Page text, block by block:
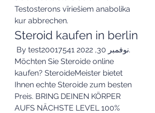
Testosterons vīriešiem anabolika
kur abbrechen.
Steroid kaufen in berlin
Möchten Sie Steroide online
kaufen? SteroideMeister bietet
Ihnen echte Steroide zum besten
Preis. BRING DEINEN KÖRPER
AUFS NÄCHSTE LEVEL 100%